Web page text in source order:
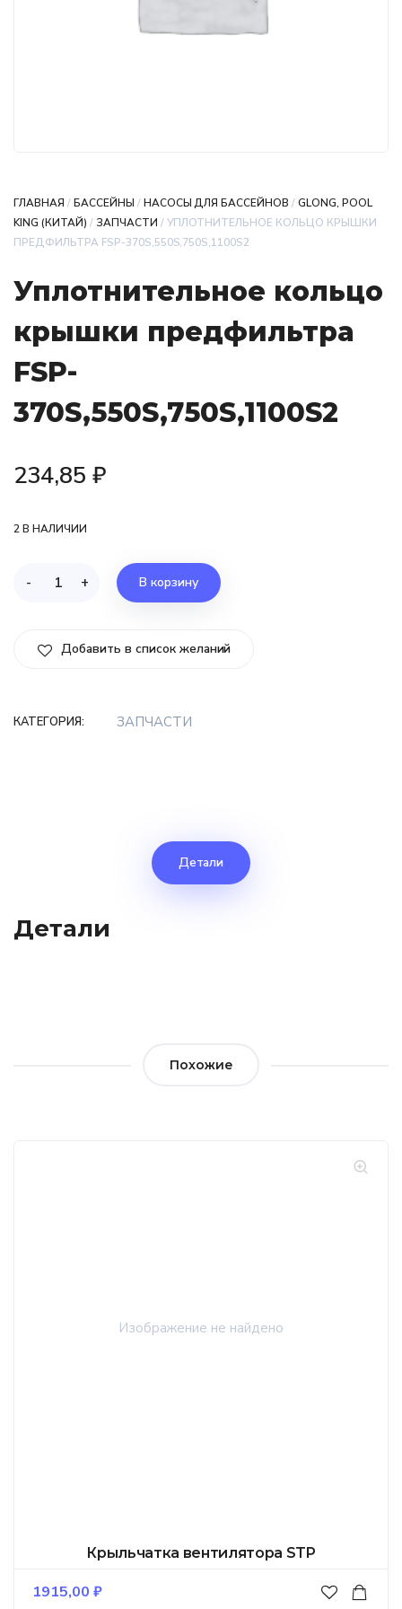
ГЛАВНАЯ /БАССЕЙНЫ /НАСОСЫ ДЛЯ БАССЕЙНОВ /GLONG, POOL
KING (КИТАЙ) / ЗАПЧАСТИ / УПЛОТНИТЕЛЬНОЕ КОЛЬЦО КРЫШКИ
ПРЕДФИЛЬТРА FSP-370S,550S,750S,1100S2
Уплотнительное кольцо
крышки предфильтра
FSP-
370S,550S,750S,1100S2
234,85 ₽
2 В НАЛИЧИИ
+
- В корзину
Добавить в список желаний
КАТЕГОРИЯ: ЗАПЧАСТИ
Детали
Детали
Похожие
Крыльчатка вентилятора STP
1915,00 ₽